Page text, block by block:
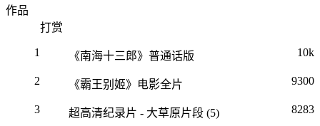
作品
打赏
1 《南海十三郎》普通话版 10k
2 《霸王别姬》电影全片 9300
3 超高清纪录片 - 大草原片段 (5) 8283